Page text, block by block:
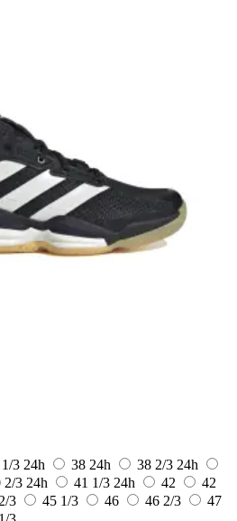
3 24h 38 24h 38 2/3 24h
2/3 24h 41 1/3 24h 42
42
3 45 1/3 46 46 2/3
47